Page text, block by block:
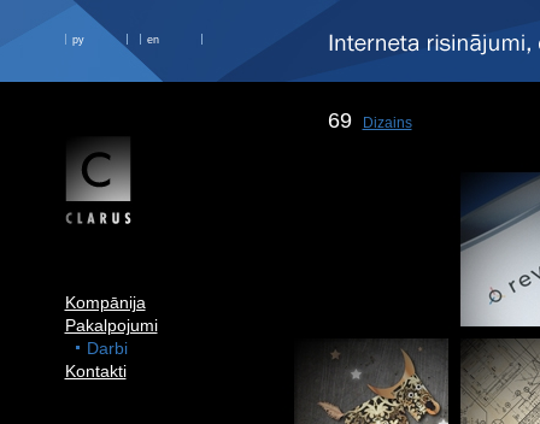
ру en
Kompānija
Pakalpojumi
Darbi
Kontakti
69 Dizains